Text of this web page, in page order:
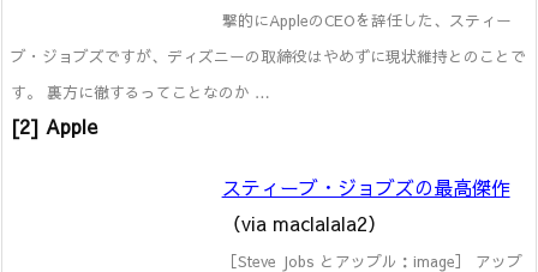
撃的にAppleのCEOを辞任した、スティー
ブ・ジョブズですが、ディズニーの取締役はやめずに現状維持とのことで
す。 裏方に徹するってことなのか …
[2] Apple
スティーブ・ジョブズの最高傑作
（via maclalala2）
［Steve Jobs とアップル：image］ アップ